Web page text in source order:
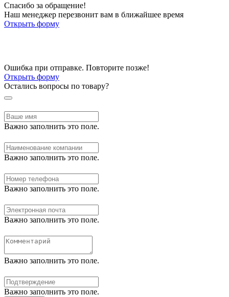
Спасибо за обращение!
Наш менеджер перезвонит вам в ближайшее время
Открыть форму
Ошибка при отправке. Повторите позже!
Открыть форму
Остались вопросы по товару?
Важно заполнить это поле.
Важно заполнить это поле.
Важно заполнить это поле.
Важно заполнить это поле.
Важно заполнить это поле.
Важно заполнить это поле.